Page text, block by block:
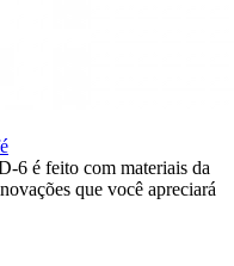
6 é feito com materiais da
que você apreciará